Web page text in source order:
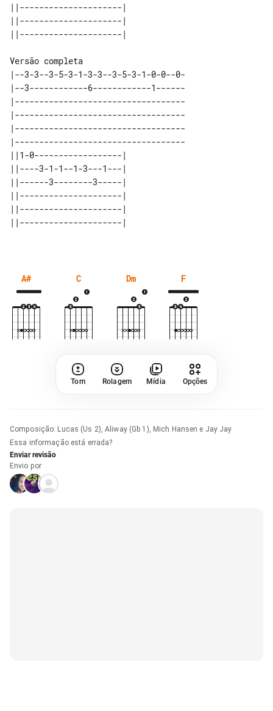
||---------------------|
||---------------------|
Versão completa
|--3-3--3-5-3-1-3-3--3-5-3-1-0-0--0-
|--3------------6------------1------
|-----------------------------------
|-----------------------------------
|-----------------------------------
|-----------------------------------
||1-0------------------|
||----3-1-1--1-3---1---|
||------3--------3-----|
||---------------------|
||---------------------|
A# C Dm F
Tom Rolagem Mídia Opções
Composição: Lucas (Us 2), Aliway (Gb 1), Mich Hansen e Jay Jay
Essa informação está errada?
Enviar revisão
Envio por